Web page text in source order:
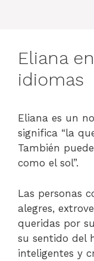
Eliana
idiomas
Eliana es un
significa “la
También
como el sol”.
Las personas
alegres,
queridas por
su sentido del
inteligentes y